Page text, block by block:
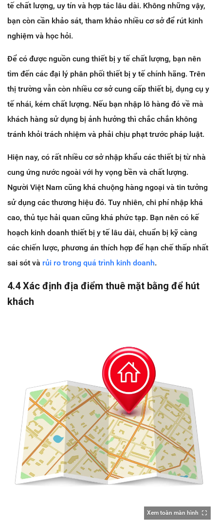
tế chất lượng, uy tín và hợp tác lâu dài. Không những vậy,
bạn còn cần khảo sát, tham khảo nhiều cơ sở để rút kinh
nghiệm và học hỏi.
Để có được nguồn cung thiết bị y tế chất lượng, bạn nên
tìm đến các đại lý phân phối thiết bị y tế chính hãng. Trên
thị trường vẫn còn nhiều cơ sở cung cấp thiết bị, dụng cụ y
tế nhái, kém chất lượng. Nếu bạn nhập lô hàng đó về mà
khách hàng sử dụng bị ảnh hưởng thì chắc chắn không
tránh khỏi trách nhiệm và phải chịu phạt trước pháp luật.
Hiện nay, có rất nhiều cơ sở nhập khẩu các thiết bị từ nhà
cung ứng nước ngoài với hy vọng bền và chất lượng.
Người Việt Nam cũng khá chuộng hàng ngoại và tin tưởng
sử dụng các thương hiệu đó. Tuy nhiên, chi phí nhập khá
cao, thủ tục hải quan cũng khá phức tạp. Bạn nên có kế
hoạch kinh doanh thiết bị y tế lâu dài, chuẩn bị kỹ càng
các chiến lược, phương án thích hợp để hạn chế thấp nhất
sai sót và rủi ro trong quá trình kinh doanh.
4.4 Xác định địa điểm thuê mặt bằng để hút
khách
Xem toàn màn hình